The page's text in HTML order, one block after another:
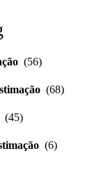
(56)
(68)
(45)
(6)